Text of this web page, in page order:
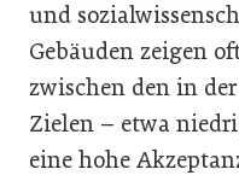
und
Gebäuden zeigen
zwischen den in
Zielen – etwa
eine hohe